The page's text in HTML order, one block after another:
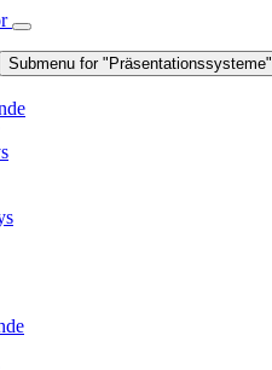
Submenu for "Präsentationssysteme"